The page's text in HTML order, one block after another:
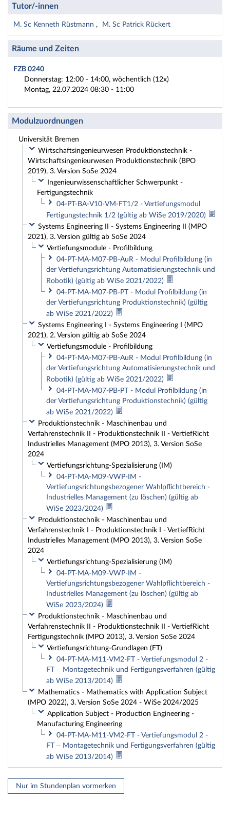
Tutor/-innen
M. Sc Kenneth Rüstmann M. Sc Patrick Rückert
Räume und Zeiten
FZB 0240
Donnerstag: 12:00 - 14:00, wöchentlich (12x)
Montag, 22.07.2024 08:30 - 11:00
Modulzuordnungen
Universität Bremen
Wirtschaftsingenieurwesen Produktionstechnik -
Wirtschaftsingenieurwesen Produktionstechnik (BPO
2019), 3. Version SoSe 2024
Ingenieurwissenschaftlicher Schwerpunkt -
Fertigungstechnik
04-PT-BA-V10-VM-FT1/2 - Vertiefungsmodul
Fertigungstechnik 1/2 (gültig ab WiSe 2019/2020)
Systems Engineering II - Systems Engineering II (MPO
2021), 3. Version gültig ab SoSe 2024
Vertiefungsmodule - Profilbildung
04-PT-MA-M07-PB-AuR - Modul Profilbildung (in
der Vertiefungsrichtung Automatisierungstechnik und
Robotik) (gültig ab WiSe 2021/2022)
04-PT-MA-M07-PB-PT - Modul Profilbildung (in
der Vertiefungsrichtung Produktionstechnik) (gültig
ab WiSe 2021/2022)
Systems Engineering I - Systems Engineering I (MPO
2021), 2. Version gültig ab SoSe 2024
Vertiefungsmodule - Profilbildung
04-PT-MA-M07-PB-AuR - Modul Profilbildung (in
der Vertiefungsrichtung Automatisierungstechnik und
Robotik) (gültig ab WiSe 2021/2022)
04-PT-MA-M07-PB-PT - Modul Profilbildung (in
der Vertiefungsrichtung Produktionstechnik) (gültig
ab WiSe 2021/2022)
Produktionstechnik - Maschinenbau und
Verfahrenstechnik II - Produktionstechnik II - VertiefRicht
Industrielles Management (MPO 2013), 3. Version SoSe
2024
Vertiefungsrichtung-Spezialisierung (IM)
04-PT-MA-M09-VWP-IM -
Vertiefungsrichtungsbezogener Wahlpflichtbereich -
Industrielles Management (zu löschen) (gültig ab
WiSe 2023/2024)
Produktionstechnik - Maschinenbau und
Verfahrenstechnik I - Produktionstechnik I - VertiefRicht
Industrielles Management (MPO 2013), 3. Version SoSe
2024
Vertiefungsrichtung-Spezialisierung (IM)
04-PT-MA-M09-VWP-IM -
Vertiefungsrichtungsbezogener Wahlpflichtbereich -
Industrielles Management (zu löschen) (gültig ab
WiSe 2023/2024)
Produktionstechnik - Maschinenbau und
Verfahrenstechnik II - Produktionstechnik II - VertiefRicht
Fertigungstechnik (MPO 2013), 3. Version SoSe 2024
Vertiefungsrichtung-Grundlagen (FT)
04-PT-MA-M11-VM2-FT - Vertiefungsmodul 2 -
FT – Montagetechnik und Fertigungsverfahren (gültig
ab WiSe 2013/2014)
Mathematics - Mathematics with Application Subject
(MPO 2022), 3. Version SoSe 2024 - WiSe 2024/2025
Application Subject - Production Engineering -
Manufacturing Engineering
04-PT-MA-M11-VM2-FT - Vertiefungsmodul 2 -
FT – Montagetechnik und Fertigungsverfahren (gültig
ab WiSe 2013/2014)
Nur im Stundenplan vormerken